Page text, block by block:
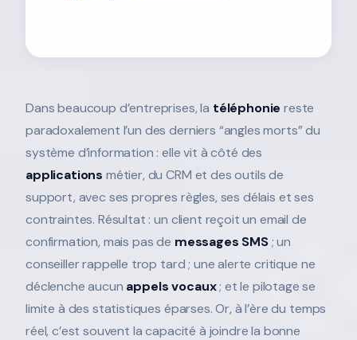
Dans beaucoup d’entreprises, la téléphonie reste
paradoxalement l’un des derniers “angles morts” du
système d’information : elle vit à côté des
applications métier, du CRM et des outils de
support, avec ses propres règles, ses délais et ses
contraintes. Résultat : un client reçoit un email de
confirmation, mais pas de messages SMS; un
conseiller rappelle trop tard ; une alerte critique ne
déclenche aucun appels vocaux; et le pilotage se
limite à des statistiques éparses. Or, à l’ère du temps
réel, c’est souvent la capacité à joindre la bonne